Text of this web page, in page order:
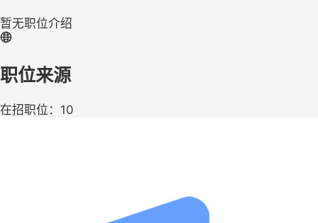
暂无职位介绍
职位来源
在招职位：10